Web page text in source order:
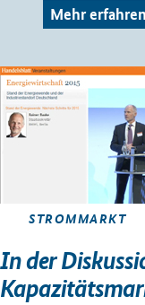
Mehr erfahren
STROMMARKT
In der